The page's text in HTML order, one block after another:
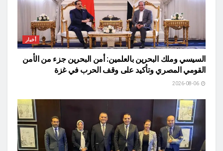
أخبار
السيسي وملك البحرين بالعلمين: أمن البحرين جزء من الأمن
القومي المصري وتأكيد على وقف الحرب في غزة